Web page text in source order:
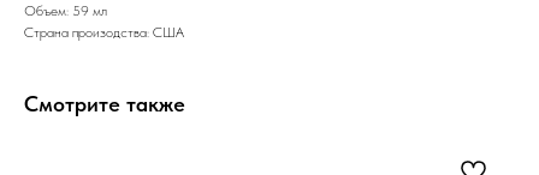
Объем: 59 мл
Страна произодства: США
Смотрите также